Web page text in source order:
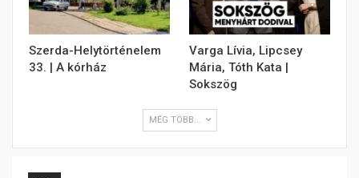
Szerda-Helytörténelem
33. | A kórház
Varga Lívia, Lipcsey
Mária, Tóth Kata |
Sokszög
MÉG TÖBB...